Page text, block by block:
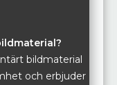
bildmaterial
och erbjuder